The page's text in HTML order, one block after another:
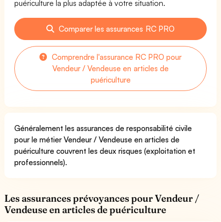
puériculture la plus adaptée à votre situation.
Comparer les assurances RC PRO
Comprendre l'assurance RC PRO pour
Vendeur / Vendeuse en articles de
puériculture
Généralement les assurances de responsabilité civile
pour le métier Vendeur / Vendeuse en articles de
puériculture couvrent les deux risques (exploitation et
professionnels).
Les assurances prévoyances pour Vendeur /
Vendeuse en articles de puériculture